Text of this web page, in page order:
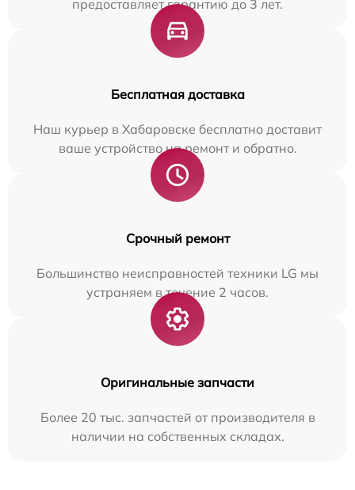
предоставляет гарантию до 3 лет.
Бесплатная доставка
Наш курьер в Хабаровске бесплатно доставит
ваше устройство на ремонт и обратно.
Срочный ремонт
Большинство неисправностей техники LG мы
устраняем в течение 2 часов.
Оригинальные запчасти
Более 20 тыс. запчастей от производителя в
наличии на собственных складах.